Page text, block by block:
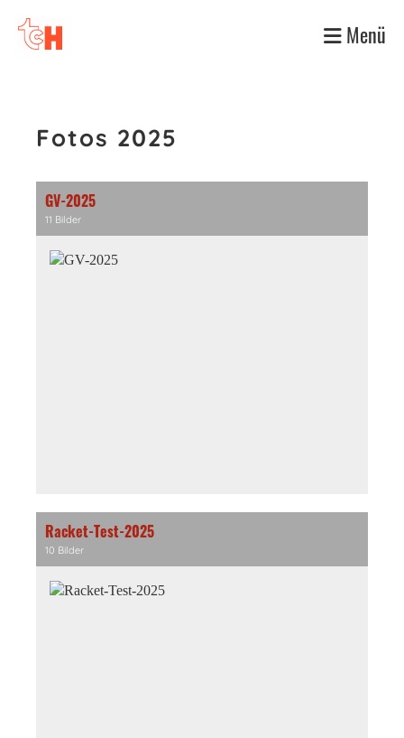
Menü
Fotos 2025
GV-2025
11 Bilder
Racket-Test-2025
10 Bilder